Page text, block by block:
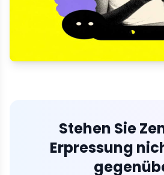
Stehen Sie
Erpressung